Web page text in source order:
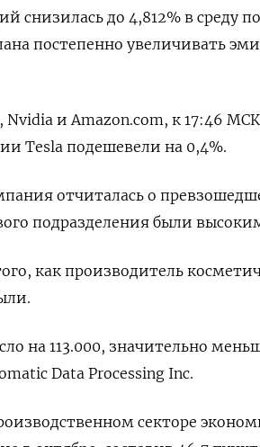
снизилась до 4,812% в среду
постепенно увеличивать
и Amazon.com, к 17:46 МСК
Tesla подешевели на 0,4%.
отчиталась о
подразделения были
как производитель
на 113.000, значительно
Data Processing Inc.
секторе